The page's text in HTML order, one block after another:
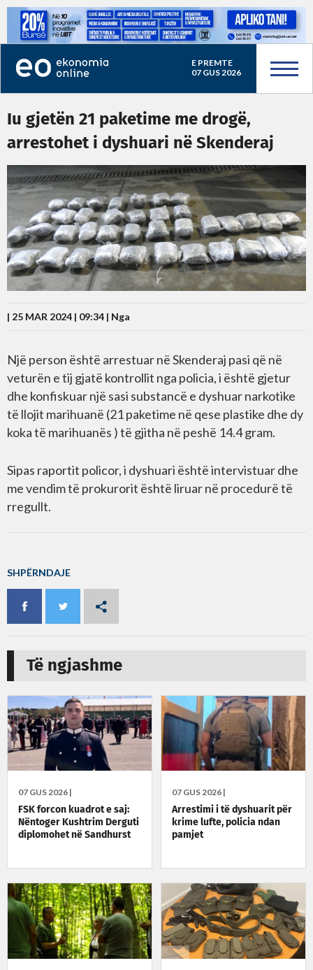
E PREMTE
07 GUS 2026
Iu gjetën 21 paketime me drogë,
arrestohet i dyshuari në Skenderaj
| 25 MAR 2024 | 09:34 | Nga
Një person është arrestuar në Skenderaj pasi që në
veturën e tij gjatë kontrollit nga policia, i është gjetur
dhe konfiskuar një sasi substancë e dyshuar narkotike
të llojit marihuanë (21 paketime në qese plastike dhe dy
koka të marihuanës ) të gjitha në peshë 14.4 gram.
Sipas raportit policor, i dyshuari është intervistuar dhe
me vendim të prokurorit është liruar në procedurë të
rregullt.
SHPËRNDAJE
Të ngjashme
07 GUS 2026 |
FSK forcon kuadrot e saj:
Nëntoger Kushtrim Derguti
diplomohet në Sandhurst
07 GUS 2026 |
Arrestimi i të dyshuarit për
krime lufte, policia ndan
pamjet